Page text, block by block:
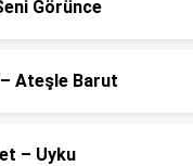
Görünce
Ateşle Barut
– Uyku